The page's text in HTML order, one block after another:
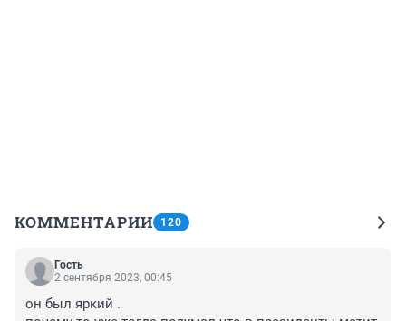
КОММЕНТАРИИ 120
Гость
2 сентября 2023, 00:45
он был яркий .